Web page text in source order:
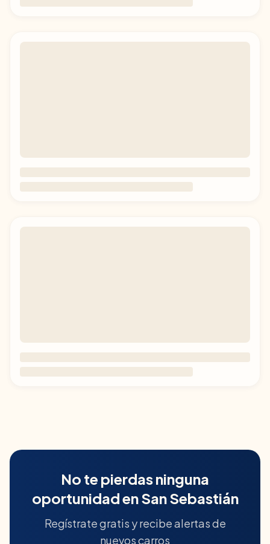
No te pierdas ninguna
oportunidad enSan Sebastián
Regístrate gratis y recibe alertas de
nuevos carros